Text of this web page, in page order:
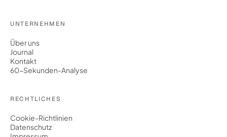
UNTERNEHMEN
Über uns
Journal
Kontakt
60-Sekunden-Analyse
RECHTLICHES
Cookie-Richtlinien
Datenschutz